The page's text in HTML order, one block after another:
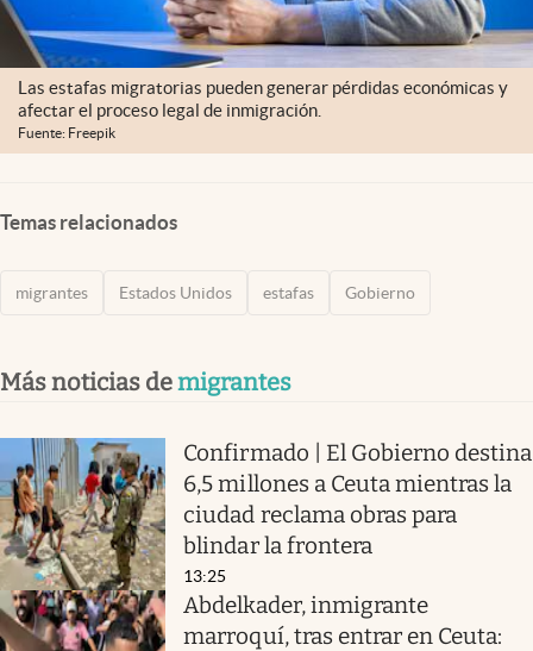
Las estafas migratorias pueden generar pérdidas económicas y
afectar el proceso legal de inmigración.
Fuente: Freepik
Temas relacionados
migrantes Estados Unidos estafas Gobierno
Más noticias demigrantes
Confirmado | El Gobierno destina
6,5 millones a Ceuta mientras la
ciudad reclama obras para
blindar la frontera
13:25
Abdelkader, inmigrante
marroquí, tras entrar en Ceuta: